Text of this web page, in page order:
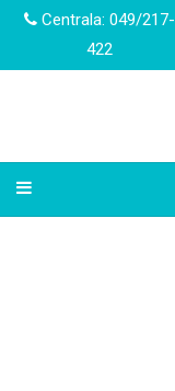
Centrala: 049/217-
422